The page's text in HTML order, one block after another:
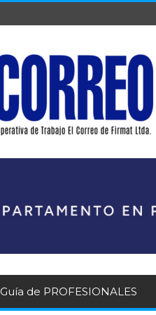
Guía de PROFESIONALES